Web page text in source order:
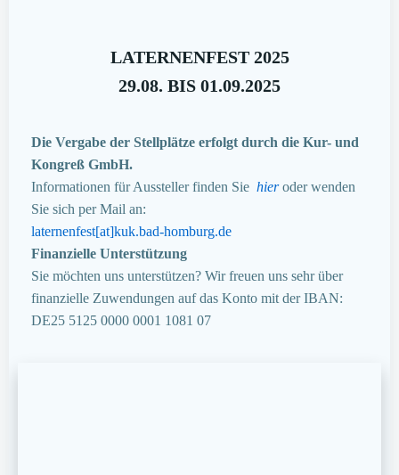
LATERNENFEST 2025
29.08. BIS 01.09.2025
Die Vergabe der Stellplätze erfolgt durch die Kur- und
Kongreß GmbH.
Informationen für Aussteller finden Sie hieroder wenden
Sie sich per Mail an:
laternenfest[at]kuk.bad-homburg.de
Finanzielle Unterstützung
Sie möchten uns unterstützen? Wir freuen uns sehr über
finanzielle Zuwendungen auf das Konto mit der IBAN:
DE25 5125 0000 0001 1081 07